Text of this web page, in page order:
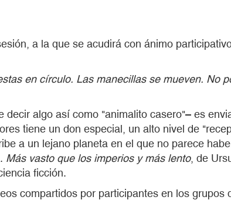
a la que se acudirá con ánimo
en círculo. Las manecillas se mueven. No
algo así como "animalito casero"– es
tiene un don especial, un alto nivel de
a un lejano planeta en el que no parece
Más vasto que los imperios y más lento, de
ficción.
compartidos por participantes en los